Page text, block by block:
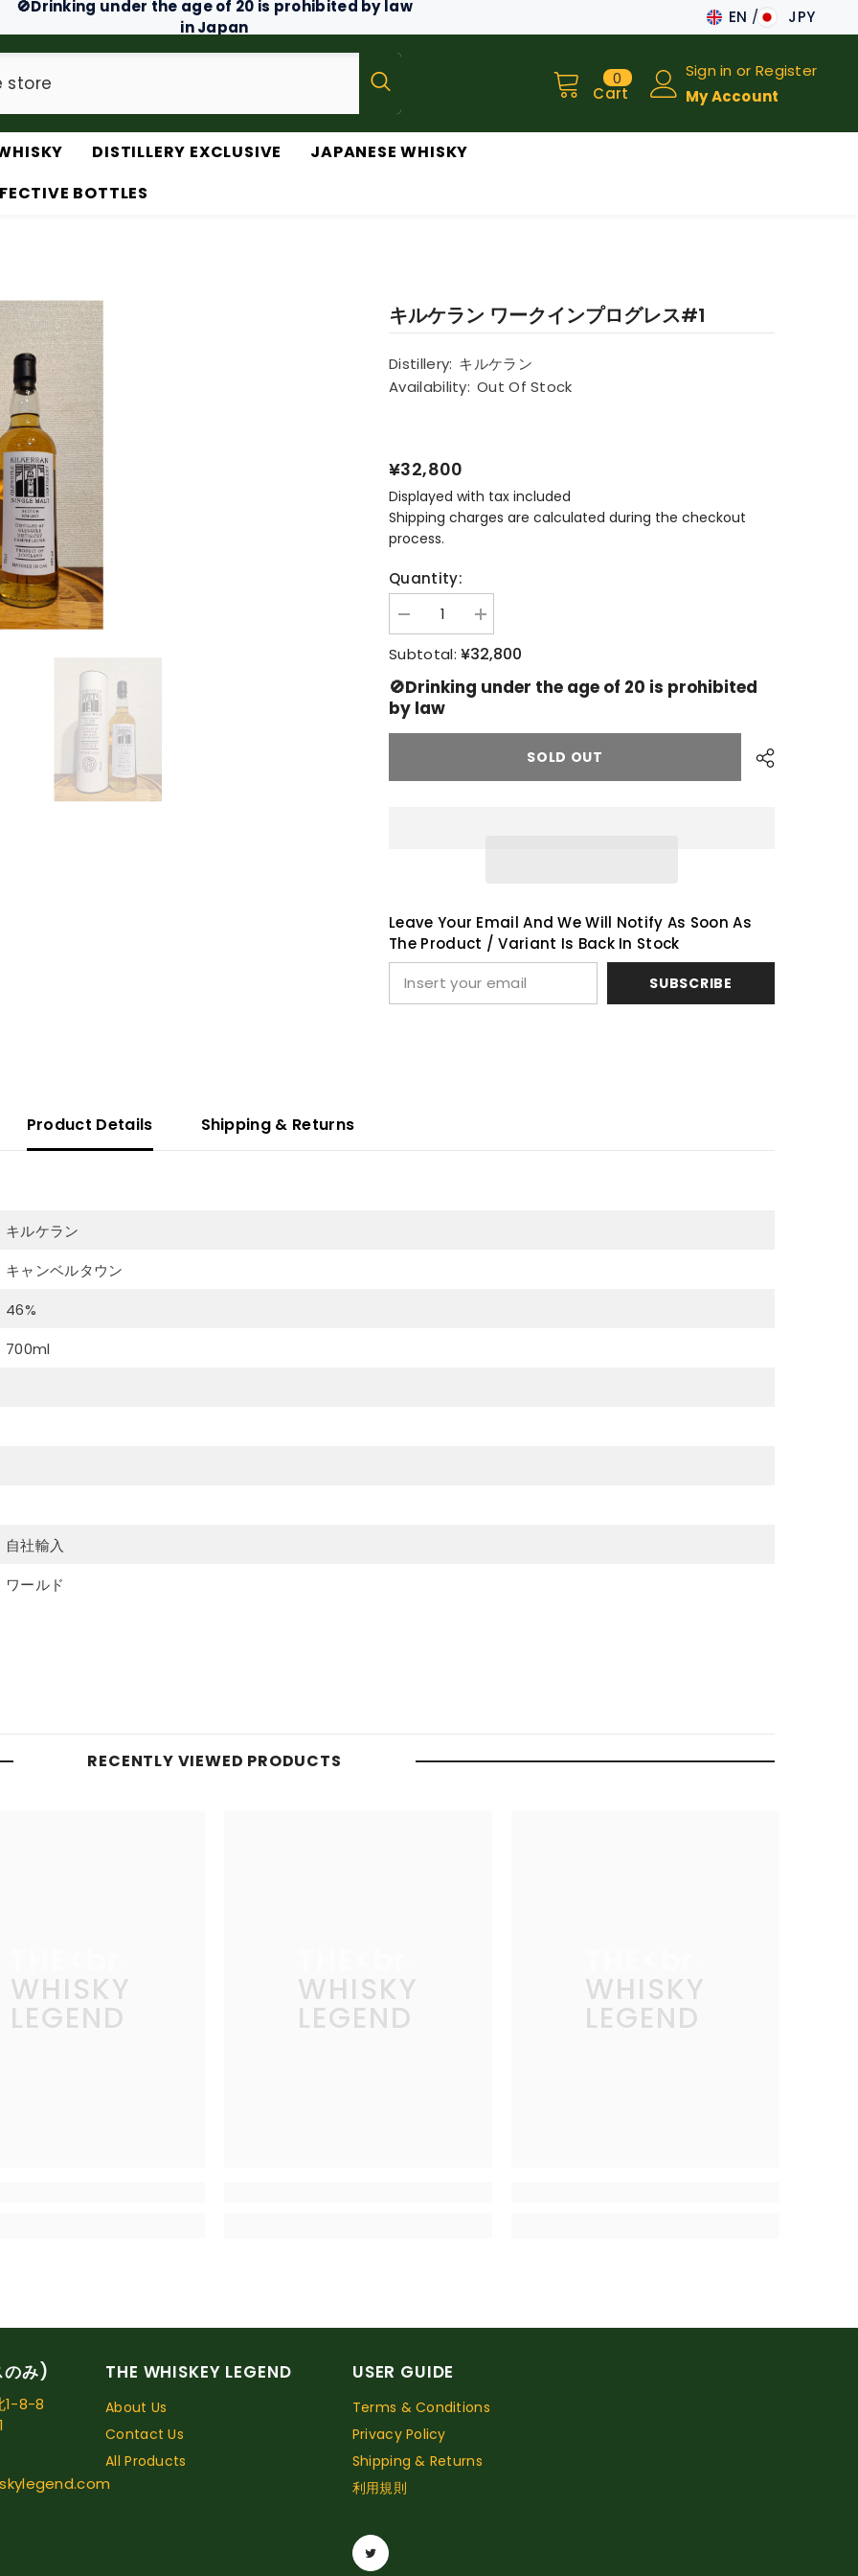
🚫Drinking under the age of 20 is prohibited by law
in Japan
EN
EN
JPY
Cart
0 0
items
Sign inor Register
My Account
DISTILLERY EXCLUSIVE
JAPANESE WHISKY
BOTTLES
キルケラン ワークインプログレス#1
Distillery: キルケラン
Availability: Out Of Stock
¥32,800
Displayed with tax included
Shipping charges are calculated during the checkout
process.
Quantity:
Decrease
quantity
for
ル
ラ
ン
ク
#1
Increase
quantity
for
キ
ル
ン
ク
#1
Subtotal:¥32,800
🚫Drinking under the age of 20 is prohibited
by law
SOLD OUT
Leave Your Email And We Will Notify As Soon As
The Product / Variant Is Back In Stock
SUBSCRIBE
Product Details Shipping & Returns
キルケラン
キャンベルタウン
46%
700ml
自社輸入
ワールド
RECENTLY VIEWED PRODUCTS
WHISKY
LEGEND
WHISKY
LEGEND
WHISKY
LEGEND
のみ)
1-8-8
THE WHISKEY LEGEND
About Us
Contact Us
All Products
USER GUIDE
Terms & Conditions
Privacy Policy
Shipping & Returns
利用規則